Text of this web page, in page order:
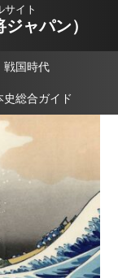
サイト
ャパン）
戦国時代
史総合ガイド